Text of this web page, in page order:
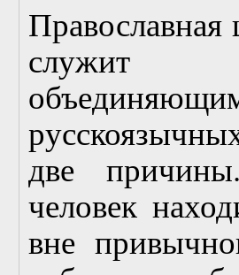
Православная
служит
две
человек
вне